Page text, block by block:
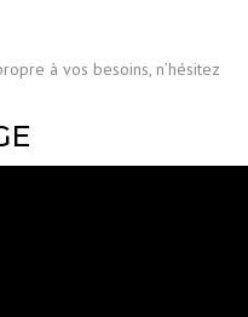
à vos besoins, n’hésitez